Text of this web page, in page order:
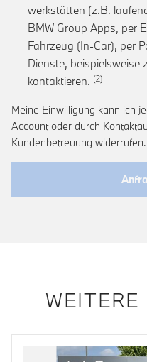
werkstätten (z.B.
BMW Group Apps, per
Fahrzeug (In-Car), per
Dienste, beispielsweise
kontaktieren. Link zur
Meine Einwilligung kann ich
Account oder durch
Kundenbetreuung widerrufen.
WEITERE